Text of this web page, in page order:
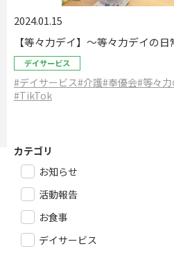
2024.01.15
【等々力デイ】～等々力デイの日
デイサービス
#デイサービス#介護#奉優会#等々力
#TikTok
カテゴリ
お知らせ
活動報告
お食事
デイサービス